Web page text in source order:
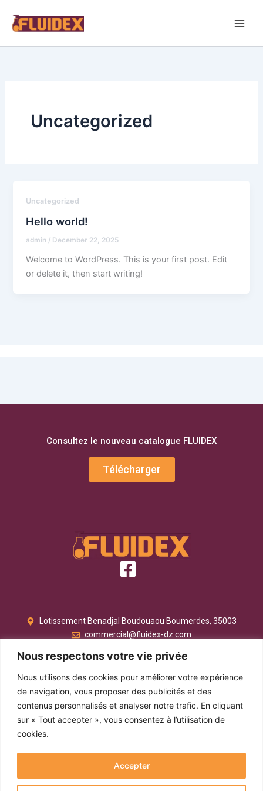
Nous respectons votre vie privée
Nous utilisons des cookies pour améliorer votre expérience
de navigation, vous proposer des publicités et des
contenus personnalisés et analyser notre trafic. En cliquant
sur « Tout accepter », vous consentez à l’utilisation de
cookies.
Accepter
content
Uncategorized
Uncategorized
Hello world!
admin / December 22, 2025
Welcome to WordPress. This is your first post. Edit
or delete it, then start writing!
Consultez le nouveau catalogue FLUIDEX
Télécharger
Lotissement Benadjal Boudouaou Boumerdes, 35003
commercial@fluidex-dz.com
Lien rapide
Conditions Générales
Politique de Confidentialité
A Propos